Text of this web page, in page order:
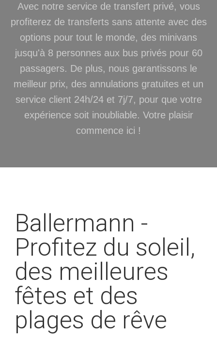
Avec notre service de transfert privé, vous
profiterez de transferts sans attente avec des
options pour tout le monde, des minivans
jusqu'à 8 personnes aux bus privés pour 60
passagers. De plus, nous garantissons le
meilleur prix, des annulations gratuites et un
service client 24h/24 et 7j/7, pour que votre
expérience soit inoubliable. Votre plaisir
commence ici !
Ballermann -
Profitez du soleil,
des meilleures
fêtes et des
plages de rêve